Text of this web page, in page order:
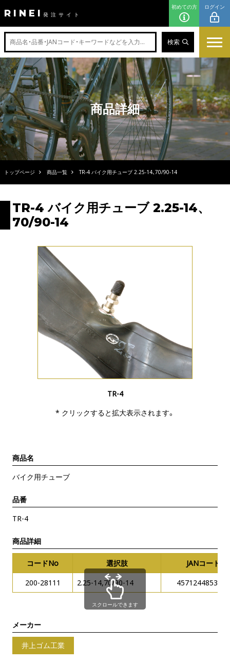
RINEI 発注サイト
初めての方 ログイン
検索
商品詳細
トップページ 商品一覧 TR-4 バイク用チューブ 2.25-14、70/90-14
TR-4 バイク用チューブ 2.25-14、
70/90-14
TR-4
* クリックすると拡大表示されます。
商品名
バイク用チューブ
品番
TR-4
商品詳細
コードNo 選択肢
JANコード
200-28111
2.25-14,70/90-14 4571244853722
スクロールできます
メーカー
井上ゴム工業